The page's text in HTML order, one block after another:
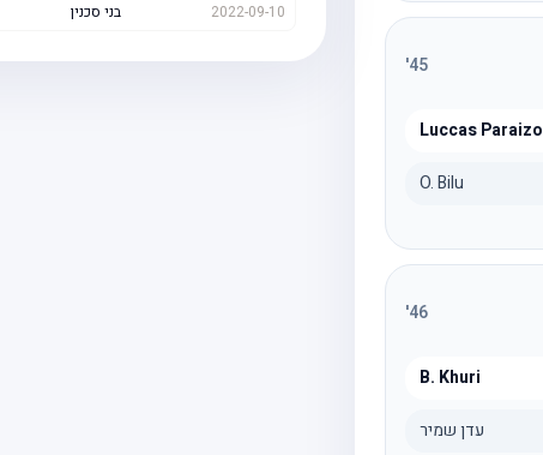
45
'
Luccas Paraizo
O. Bilu
46
'
B. Khuri
עדן שמיר
2022-09-10
בני סכנין